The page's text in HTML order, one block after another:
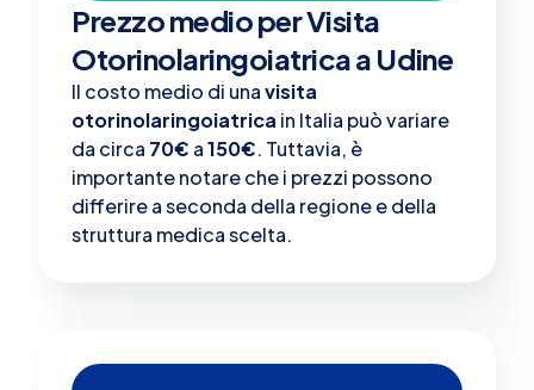
Prezzo medio per Visita
Otorinolaringoiatrica a Udine
Il costo medio di unavisita
otorinolaringoiatrica in Italia può variare
da circa 70€ a150€. Tuttavia, è
importante notare che i prezzi possono
differire a seconda della regione e della
struttura medica scelta.